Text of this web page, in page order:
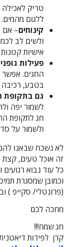
טריק לאכילה
ללגום מהמים.
קינוחים– אם
ולשים לב
אישיות
פעילות
החגים.
בטבע, רכיבה
גם בתקופת
לשמור יפה
חג לתקופת
ולשמור על
לא נשכח שבאנו
זה אוכל טעים, קצת
כל עוד נבוא
וכמובן שמסגרת
(פרונטלי/ סקייפ )
מחכה לכם
חג שמח!!!
קרן לפידות